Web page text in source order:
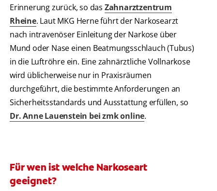
Erinnerung zurück, so das Zahnarztzentrum
Rheine. Laut MKG Herne führt der Narkosearzt
nach intravenöser Einleitung der Narkose über
Mund oder Nase einen Beatmungsschlauch (Tubus)
in die Luftröhre ein. Eine zahnärztliche Vollnarkose
wird üblicherweise nur in Praxisräumen
durchgeführt, die bestimmte Anforderungen an
Sicherheitsstandards und Ausstattung erfüllen, so
Dr. Anne Lauenstein bei zmk online.
Für wen ist welche Narkoseart
geeignet?